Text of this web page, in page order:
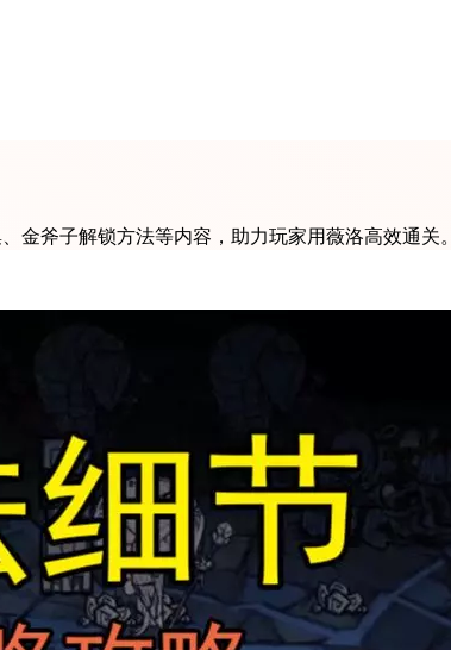
金斧子解锁方法等内容，助力玩家用薇洛高效通关。